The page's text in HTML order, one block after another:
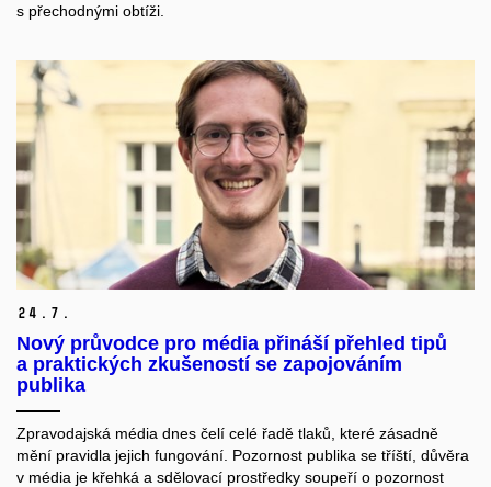
s přechodnými obtíži.
24. 7.
Nový průvodce pro média přináší přehled tipů
a praktických zkušeností se zapojováním
publika
Zpravodajská média dnes čelí celé řadě tlaků, které zásadně
mění pravidla jejich fungování. Pozornost publika se tříští, důvěra
v média je křehká a sdělovací prostředky soupeří o pozornost